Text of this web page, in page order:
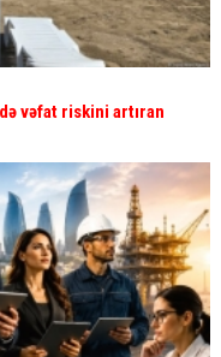
vəfat riskini artıran